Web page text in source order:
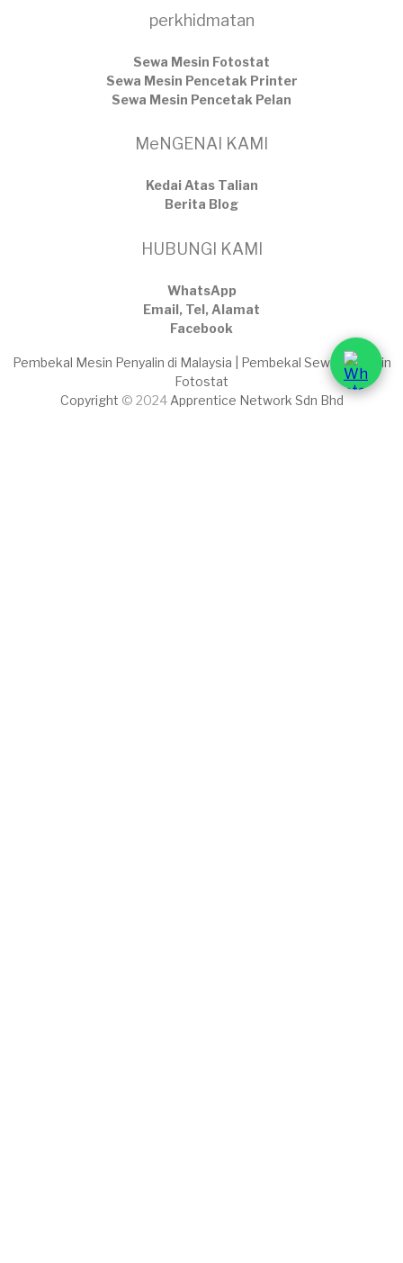
perkhidmatan
Sewa Mesin Fotostat
Sewa Mesin Pencetak Printer
Sewa Mesin Pencetak Pelan
MeNGENAI KAMI
Kedai Atas Talian
​Berita Blog
HUBUNGI KAMI
WhatsApp
Email, Tel, Alamat
Facebook
Pembekal Mesin Penyalin di Malaysia | Pembekal Sewaan Mesin
Fotostat
Copyright © 2024 Apprentice Network Sdn Bhd